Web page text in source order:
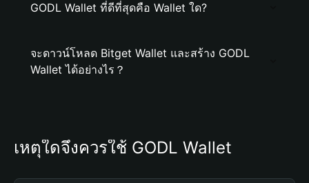
GODL Wallet ที่ดีที่สุดคือ Wallet ใด?
จะดาวน์โหลด Bitget Wallet และสร้าง GODL
Wallet ได้อย่างไร？
เหตุใดจึงควรใช้ GODL Wallet